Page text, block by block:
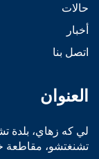
حالات
أخبار
اتصل بنا
العنوان
لي كه زهاي، بلدة
تشنغتشو، مقاطعة